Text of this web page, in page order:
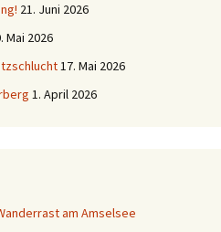
21. Juni 2026
Mai 2026
17. Mai 2026
1. April 2026
am Amselsee